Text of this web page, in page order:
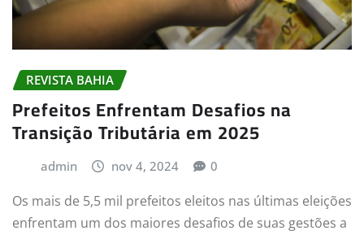
REVISTA BAHIA
Prefeitos Enfrentam Desafios na
Transição Tributária em 2025
admin nov 4, 2024 0
Os mais de 5,5 mil prefeitos eleitos nas últimas eleições
enfrentam um dos maiores desafios de suas gestões a